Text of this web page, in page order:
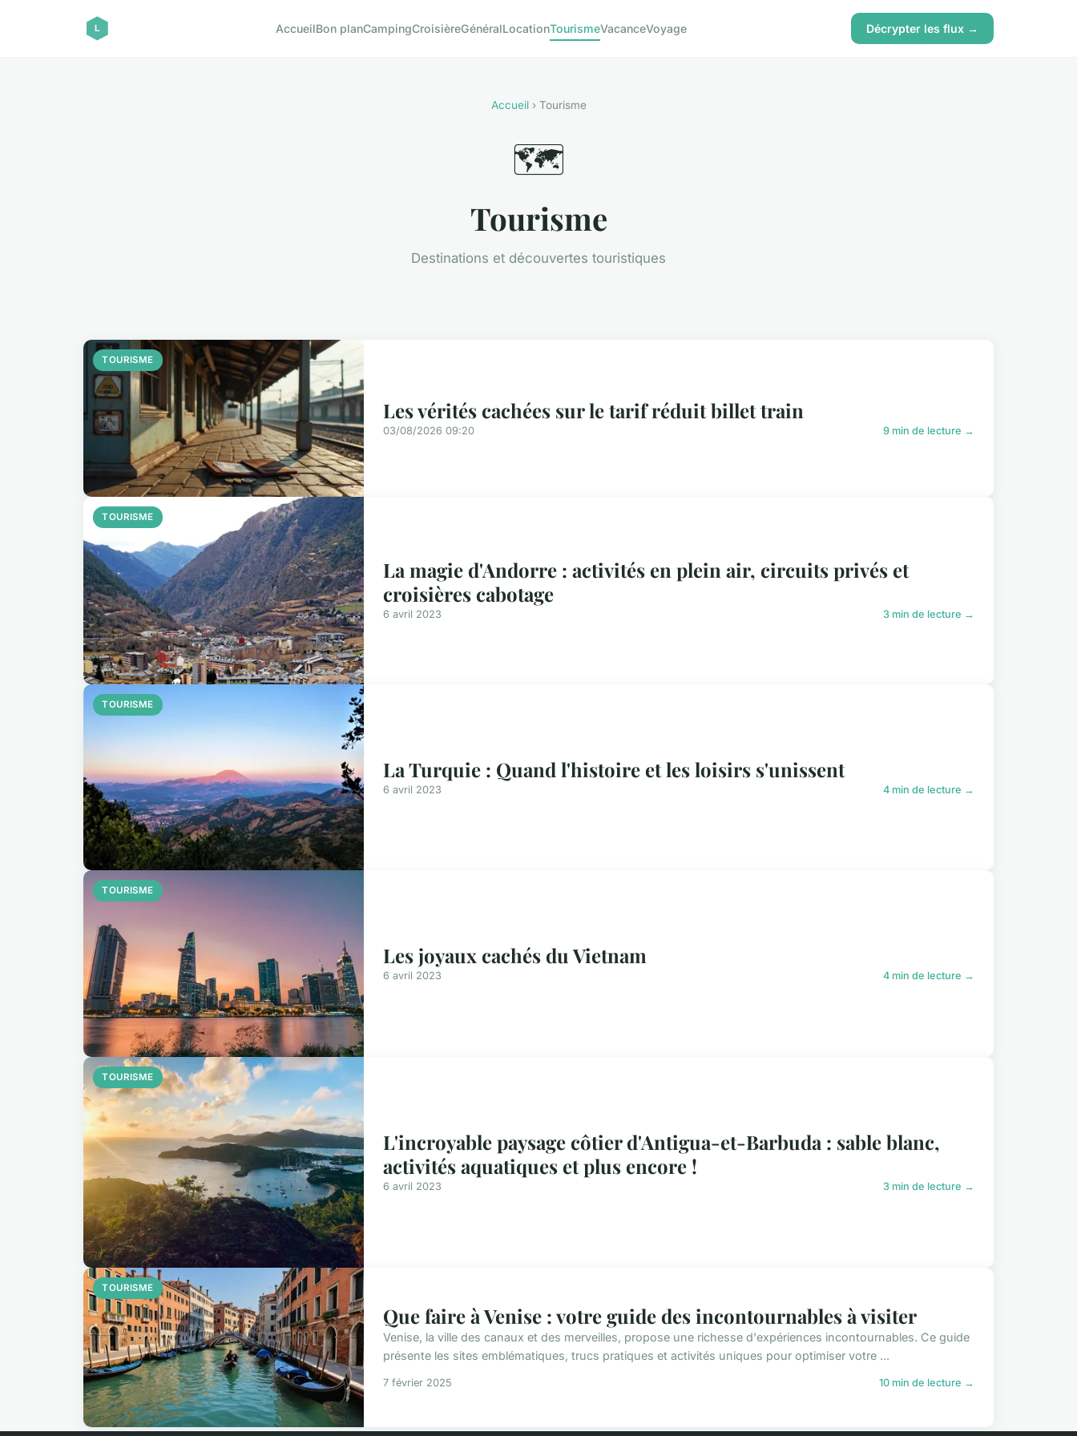
AccueilBon planCampingCroisièreGénéralLocationTourismeVacanceVoyage Décrypter les flux →
Accueil› Tourisme
🗺️
Tourisme
Destinations et découvertes touristiques
TOURISME
Les vérités cachées sur le tarif réduit billet train
03/08/2026 09:20 9 min de lecture →
TOURISME
La magie d'Andorre : activités en plein air, circuits privés et
croisières cabotage
6 avril 2023 3 min de lecture →
TOURISME
La Turquie : Quand l'histoire et les loisirs s'unissent
6 avril 2023 4 min de lecture →
TOURISME
Les joyaux cachés du Vietnam
6 avril 2023 4 min de lecture →
TOURISME
L'incroyable paysage côtier d'Antigua-et-Barbuda : sable blanc,
activités aquatiques et plus encore !
6 avril 2023 3 min de lecture →
TOURISME
Que faire à Venise : votre guide des incontournables à visiter
Venise, la ville des canaux et des merveilles, propose une richesse d'expériences incontournables. Ce guide
présente les sites emblématiques, trucs pratiques et activités uniques pour optimiser votre ...
7 février 2025 10 min de lecture →